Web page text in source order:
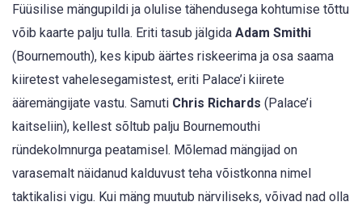
Füüsilise mängupildi ja olulise tähendusega kohtumise tõttu
võib kaarte palju tulla. Eriti tasub jälgida Adam Smithi
(Bournemouth), kes kipub äärtes riskeerima ja osa saama
kiiretest vahelesegamistest, eriti Palace’i kiirete
ääremängijate vastu. Samuti Chris Richards (Palace’i
kaitseliin), kellest sõltub palju Bournemouthi
ründekolmnurga peatamisel. Mõlemad mängijad on
varasemalt näidanud kalduvust teha võistkonna nimel
taktikalisi vigu. Kui mäng muutub närviliseks, võivad nad olla